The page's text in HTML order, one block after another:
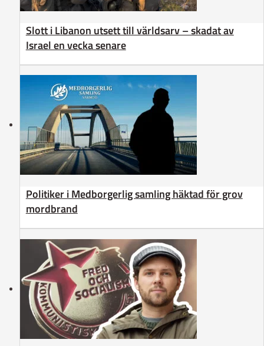
Slott i Libanon utsett till världsarv – skadat av
Israel en vecka senare
Politiker i Medborgerlig samling häktad för grov
mordbrand